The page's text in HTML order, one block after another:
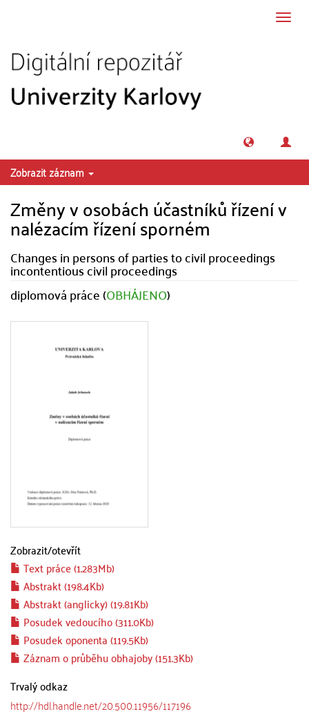
Zobrazit záznam
Změny v osobách účastníků řízení v
nalézacím řízení sporném
Changes in persons of parties to civil proceedings
incontentious civil proceedings
diplomová práce (OBHÁJENO)
Zobrazit/otevřít
Text práce (1.283Mb)
Abstrakt (198.4Kb)
Abstrakt (anglicky) (19.81Kb)
Posudek vedoucího (311.0Kb)
Posudek oponenta (119.5Kb)
Záznam o průběhu obhajoby (151.3Kb)
Trvalý odkaz
http://hdl.handle.net/20.500.11956/117196